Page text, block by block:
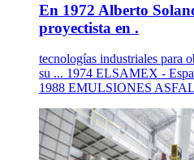
En 1972 Alberto
proyectista en .
tecnologías industriales para
su ... 1974 ELSAMEX -
1988 EMULSIONES